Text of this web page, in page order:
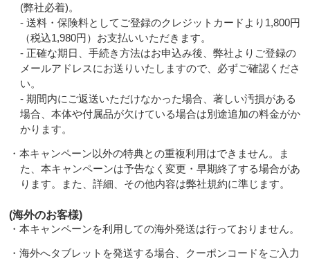
(弊社必着)。
- 送料・保険料としてご登録のクレジットカードより1,800円
（税込1,980円）お支払いいただきます。
- 正確な期日、手続き方法はお申込み後、弊社よりご登録の
メールアドレスにお送りいたしますので、必ずご確認くださ
い。
- 期間内にご返送いただけなかった場合、著しい汚損がある
場合、本体や付属品が欠けている場合は別途追加の料金がか
かります。
・本キャンペーン以外の特典との重複利用はできません。ま
た、本キャンペーンは予告なく変更・早期終了する場合があ
ります。また、詳細、その他内容は弊社規約に準じます。
(海外のお客様)
・本キャンペーンを利用しての海外発送は行っておりません。
・海外へタブレットを発送する場合、クーポンコードをご入力